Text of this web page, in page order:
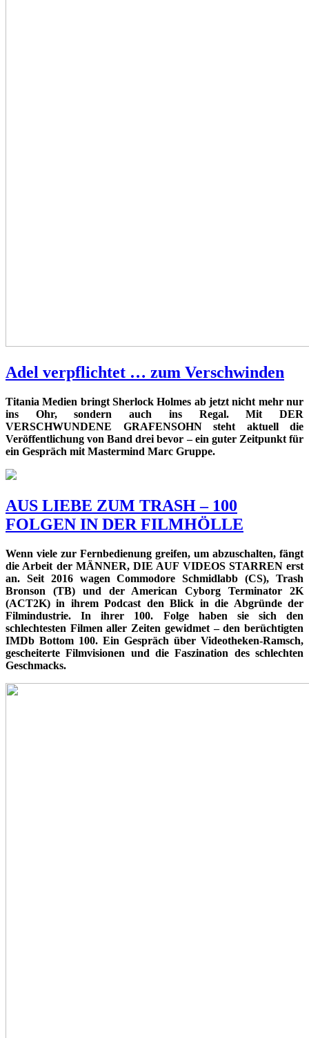
Adel verpflichtet … zum Verschwinden
Titania Medien bringt Sherlock Holmes ab jetzt nicht mehr nur
ins Ohr, sondern auch ins Regal. Mit DER
VERSCHWUNDENE GRAFENSOHN steht aktuell die
Veröffentlichung von Band drei bevor – ein guter Zeitpunkt für
ein Gespräch mit Mastermind Marc Gruppe.
AUS LIEBE ZUM TRASH – 100
FOLGEN IN DER FILMHÖLLE
Wenn viele zur Fernbedienung greifen, um abzuschalten, fängt
die Arbeit der MÄNNER, DIE AUF VIDEOS STARREN erst
an. Seit 2016 wagen Commodore Schmidlabb (CS), Trash
Bronson (TB) und der American Cyborg Terminator 2K
(ACT2K) in ihrem Podcast den Blick in die Abgründe der
Filmindustrie. In ihrer 100. Folge haben sie sich den
schlechtesten Filmen aller Zeiten gewidmet – den berüchtigten
IMDb Bottom 100. Ein Gespräch über Videotheken-Ramsch,
gescheiterte Filmvisionen und die Faszination des schlechten
Geschmacks.